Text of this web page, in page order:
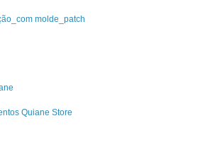
molde_patch
Quiane Store